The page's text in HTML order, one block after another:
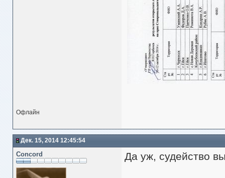
Офлайн
Дек. 15, 2014 12:45:54
Concord Да уж, судейство